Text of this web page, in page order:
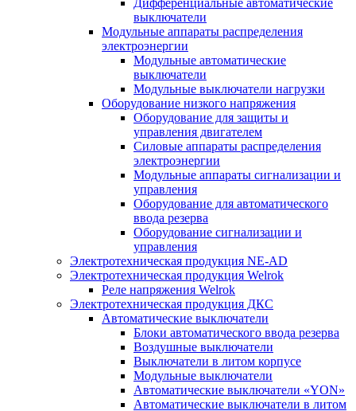
Дифференциальные автоматические
выключатели
Модульные аппараты распределения
электроэнергии
Модульные автоматические
выключатели
Модульные выключатели нагрузки
Оборудование низкого напряжения
Оборудование для защиты и
управления двигателем
Силовые аппараты распределения
электроэнергии
Модульные аппараты сигнализации и
управления
Оборудование для автоматического
ввода резерва
Оборудование сигнализации и
управления
Электротехническая продукция NE-AD
Электротехническая продукция Welrok
Реле напряжения Welrok
Электротехническая продукция ДКС
Автоматические выключатели
Блоки автоматического ввода резерва
Воздушные выключатели
Выключатели в литом корпусе
Модульные выключатели
Автоматические выключатели «YON»
Автоматические выключатели в литом